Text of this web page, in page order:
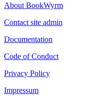
About BookWyrm
Contact site admin
Documentation
Code of Conduct
Privacy Policy
Impressum